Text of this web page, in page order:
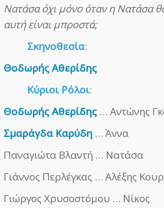
Νατάσα όχι μόνο όταν η Νατάσα
αυτή είναι μπροστά;
Σκηνοθεσία:
Θοδωρής Αθερίδης
Κύριοι Ρόλοι:
Θοδωρής Αθερίδης … Αντώνης
Σμαράγδα Καρύδη … Άννα
Παναγιώτα Βλαντή … Νατάσα
Γιάννος Περλέγκας … Αλέξης
Γιώργος Χρυσοστόμου … Νίκος